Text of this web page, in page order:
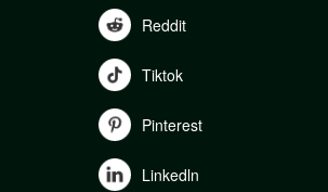
Reddit
Tiktok
Pinterest
Linkedln